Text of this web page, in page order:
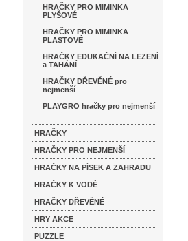
HRAČKY PRO MIMINKA
PLYŠOVÉ
HRAČKY PRO MIMINKA
PLASTOVÉ
HRAČKY EDUKAČNÍ NA LEZENÍ
a TAHÁNÍ
HRAČKY DŘEVĚNÉ pro
nejmenší
PLAYGRO hračky pro nejmenší
HRAČKY
HRAČKY PRO NEJMENŠÍ
HRAČKY NA PÍSEK A ZAHRADU
HRAČKY K VODĚ
HRAČKY DŘEVĚNÉ
HRY AKCE
PUZZLE